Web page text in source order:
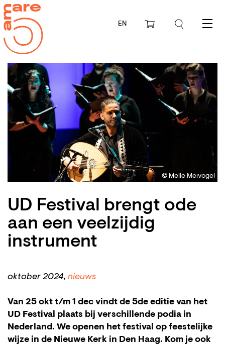
EN Menu
© Melle Meivogel
UD Festival brengt ode
aan een veelzijdig
instrument
oktober 2024, nieuws
Van 25 okt t/m 1 dec vindt de 5de editie van het
UD Festival plaats bij verschillende podia in
Nederland. We openen het festival op feestelijke
wijze in de Nieuwe Kerk in Den Haag. Kom je ook